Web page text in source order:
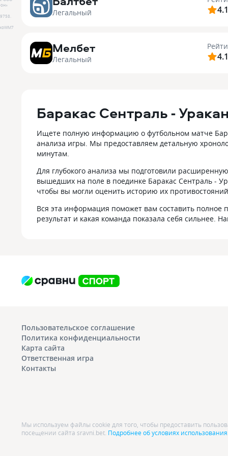
Легальный
Мелбет
Легальный
.
Баракас Сентраль -
Ищете полную информацию о футбольном матче
анализа игры. Мы предоставляем детальную
минутам.
Для глубокого анализа мы подготовили
вышедших на поле в поединке Баракас Сентраль -
чтобы вы могли оценить историю их
Вся эта информация поможет вам составить полное
результат и какая команда показала себя
Пользовательское соглашение
Политика конфиденциальности
Карта сайта
Ответственная игра
Контакты
Мы используем файлы cookie для того, чтобы предоставить
посещении сайта sravni.bet. Подробнее об условиях использования.